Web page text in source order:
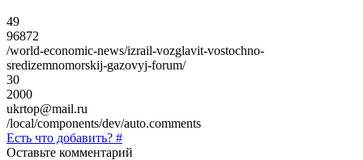
49
96872
/world-economic-news/izrail-vozglavit-vostochno-
sredizemnomorskij-gazovyj-forum/
30
2000
ukrtop@mail.ru
/local/components/dev/auto.comments
Есть что добавить? #
Оставьте комментарий